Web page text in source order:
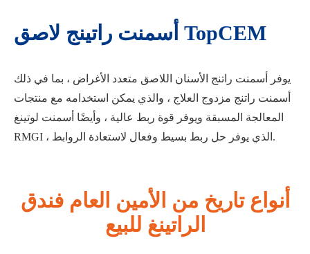
أسمنت راتينج لاصق TopCEM
يوفر أسمنت راتنج الأسنان اللاصق متعدد الأغراض ، بما في ذلك
أسمنت راتنج مزدوج العلاج ، والذي يمكن استخدامه مع منتجات
المعالجة المسبقة ويوفر قوة ربط عالية ، وأيضًا أسمنت لوتينغ
RMGI ، الذي يوفر حل ربط بسيط وفعال لاستعادة الروابط.
أنواع تاريخ من الأمين العام فندق
الراتينغ للبيع